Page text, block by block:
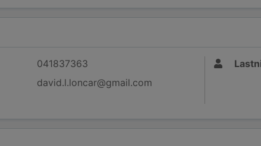
041837363
david.l.loncar@gmail.com